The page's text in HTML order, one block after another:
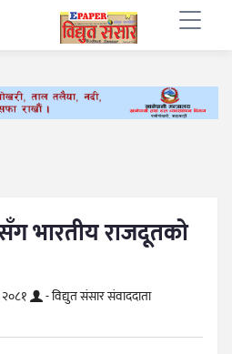
भारतीय राजदूतको
- विद्युत संसार संवाददाता